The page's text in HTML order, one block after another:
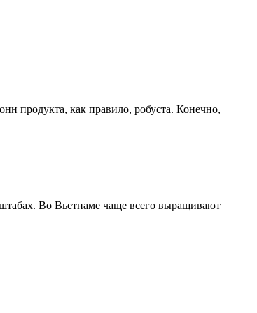
продукта, как правило, робуста. Конечно,
Во Вьетнаме чаще всего выращивают